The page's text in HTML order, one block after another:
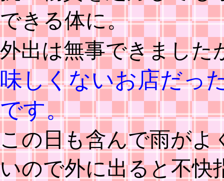
できる体に。
外出は無事できました
味しくないお店だっ
です。
この日も含んで雨がよ
いので外に出ると不快